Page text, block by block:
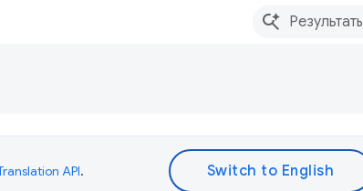
API.